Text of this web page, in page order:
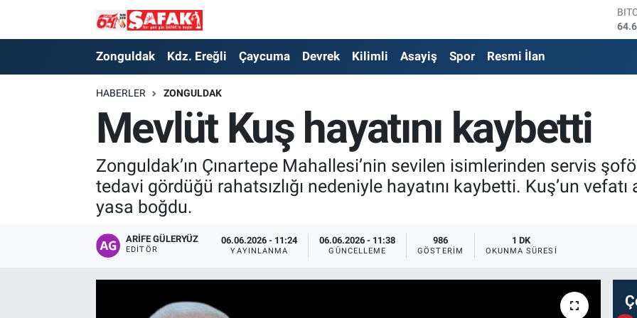
Zonguldak Kdz. Ereğli Çaycuma Devrek Kilimli Asayiş Spor Resmi İlan
HABERLER ZONGULDAK
Mevlüt Kuş hayatını kaybetti
Zonguldak’ın Çınartepe Mahallesi’nin sevilen isimlerinden servis
tedavi gördüğü rahatsızlığı nedeniyle hayatını kaybetti. Kuş’un
yasa boğdu.
ARIFE GÜLERYÜZ
EDITÖR
06.06.2026 - 11:24
YAYINLANMA
06.06.2026 - 11:38
GÜNCELLEME
986
GÖSTERIM
1 DK
OKUNMA SÜRESI
Zonguldak
Kdz. Ereğli
Zonguldak Nöbetçi Eczaneler
Zonguldak Hava Durumu
Zonguldak Namaz Vakitleri
Zonguldak Trafik Yoğunluk Haritası
Süper Lig Puan Durumu ve Fikstür
Tüm Manşetler